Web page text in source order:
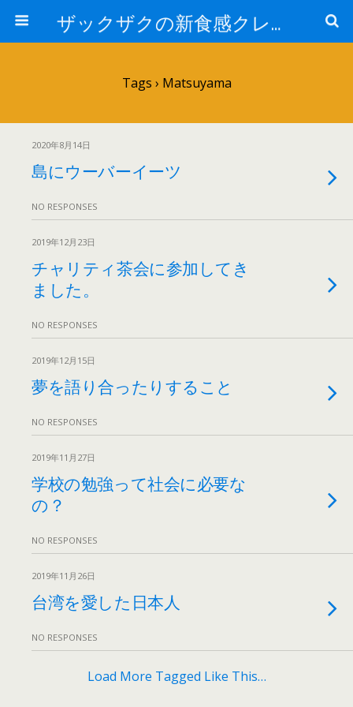
ザックザクの新食感クレープ|CREPE & CAFE Hi5
Tags › Matsuyama
2020年8月14日
島にウーバーイーツ
NO RESPONSES
2019年12月23日
チャリティ茶会に参加してき
ました。
NO RESPONSES
2019年12月15日
夢を語り合ったりすること
NO RESPONSES
2019年11月27日
学校の勉強って社会に必要な
の？
NO RESPONSES
2019年11月26日
台湾を愛した日本人
NO RESPONSES
Load More Tagged Like This…